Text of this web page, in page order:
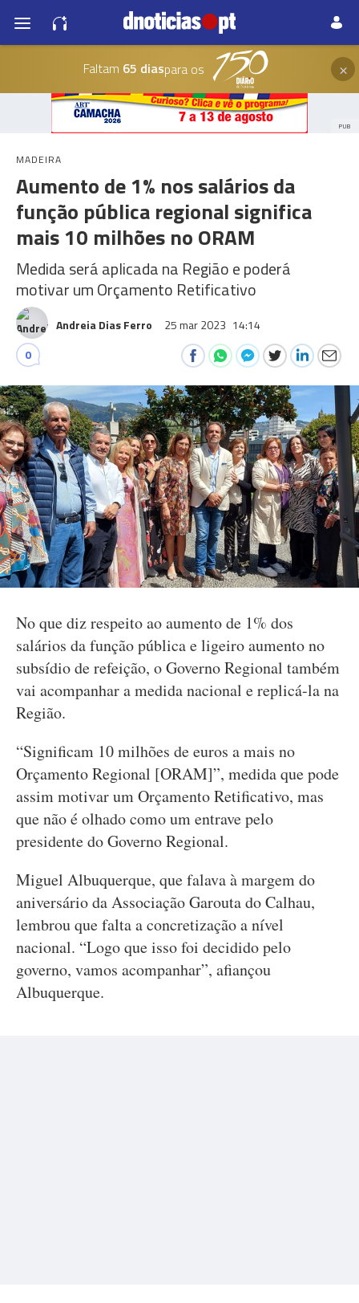
Faltam 65 diaspara os ×
PUB
MADEIRA
Aumento de 1% nos salários da
função pública regional significa
mais 10 milhões no ORAM
Medida será aplicada na Região e poderá
motivar um Orçamento Retificativo
Andreia Dias Ferro 25 mar 2023 14:14
0
No que diz respeito ao aumento de 1% dos
salários da função pública e ligeiro aumento no
subsídio de refeição, o Governo Regional também
vai acompanhar a medida nacional e replicá-la na
Região.
“Significam 10 milhões de euros a mais no
Orçamento Regional [ORAM]”, medida que pode
assim motivar um Orçamento Retificativo, mas
que não é olhado como um entrave pelo
presidente do Governo Regional.
Miguel Albuquerque, que falava à margem do
aniversário da Associação Garouta do Calhau,
lembrou que falta a concretização a nível
nacional. “Logo que isso foi decidido pelo
governo, vamos acompanhar”, afiançou
Albuquerque.